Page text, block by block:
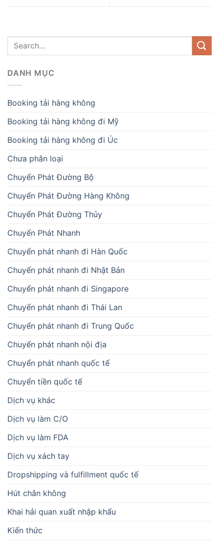
DANH MỤC
Booking tải hàng không
Booking tải hàng không đi Mỹ
Booking tải hàng không đi Úc
Chưa phân loại
Chuyển Phát Đường Bộ
Chuyển Phát Đường Hàng Không
Chuyển Phát Đường Thủy
Chuyển Phát Nhanh
Chuyển phát nhanh đi Hàn Quốc
Chuyển phát nhanh đi Nhật Bản
Chuyển phát nhanh đi Singapore
Chuyển phát nhanh đi Thái Lan
Chuyển phát nhanh đi Trung Quốc
Chuyển phát nhanh nội địa
Chuyển phát nhanh quốc tế
Chuyển tiền quốc tế
Dịch vụ khác
Dịch vụ làm C/O
Dịch vụ làm FDA
Dịch vụ xách tay
Dropshipping và fulfillment quốc tế
Hút chân không
Khai hải quan xuất nhập khẩu
Kiến thức